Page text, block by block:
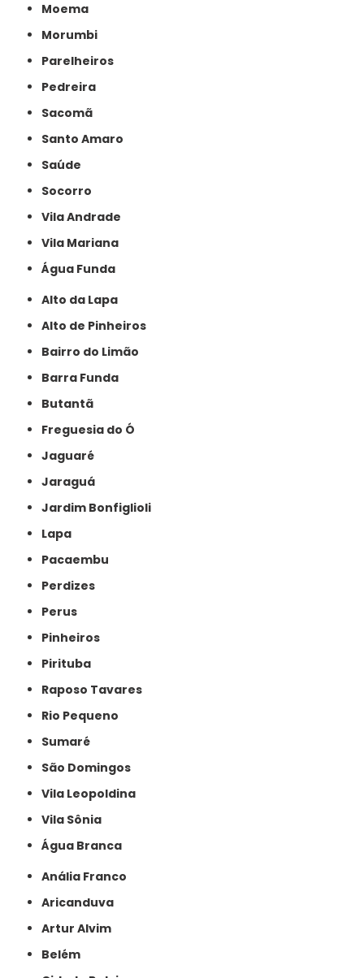
Moema
Morumbi
Parelheiros
Pedreira
Sacomã
Santo Amaro
Saúde
Socorro
Vila Andrade
Vila Mariana
Água Funda
Alto da Lapa
Alto de Pinheiros
Bairro do Limão
Barra Funda
Butantã
Freguesia do Ó
Jaguaré
Jaraguá
Jardim Bonfiglioli
Lapa
Pacaembu
Perdizes
Perus
Pinheiros
Pirituba
Raposo Tavares
Rio Pequeno
Sumaré
São Domingos
Vila Leopoldina
Vila Sônia
Água Branca
Anália Franco
Aricanduva
Artur Alvim
Belém